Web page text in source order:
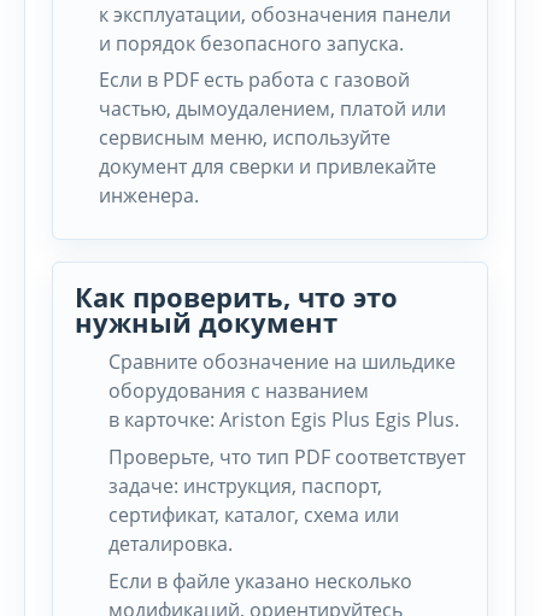
к эксплуатации, обозначения панели
и порядок безопасного запуска.
Если в PDF есть работа с газовой
частью, дымоудалением, платой или
сервисным меню, используйте
документ для сверки и привлекайте
инженера.
Как проверить, что это
нужный документ
Сравните обозначение на шильдике
оборудования с названием
в карточке: Ariston Egis Plus Egis Plus.
Проверьте, что тип PDF соответствует
задаче: инструкция, паспорт,
сертификат, каталог, схема или
деталировка.
Если в файле указано несколько
модификаций, ориентируйтесь